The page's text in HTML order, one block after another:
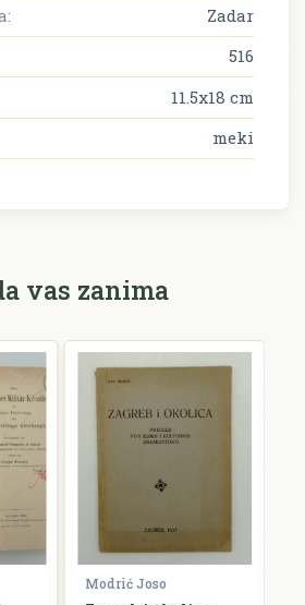
Zadar
516
11.5x18 cm
meki
vas zanima
Modrić Joso